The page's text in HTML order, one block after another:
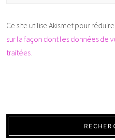
Ce site utilise Akismet pour
sur la façon dont les données de
traitées